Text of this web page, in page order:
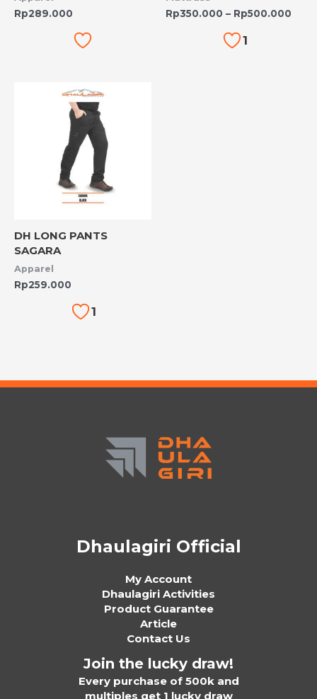
Rp289.000 Rp350.000 – Rp500.000
1
DH LONG PANTS
SAGARA
Apparel
Rp259.000
1
Dhaulagiri Official
My Account
Dhaulagiri Activities
Product Guarantee
Article
Contact Us
Join the lucky draw!
Every purchase of 500k and
multiples get 1 lucky draw